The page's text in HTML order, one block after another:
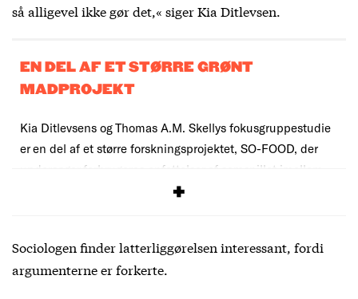
så alligevel ikke gør det,« siger Kia Ditlevsen.
EN DEL AF ET STØRRE GRØNT
MADPROJEKT
Kia Ditlevsens og Thomas A.M. Skellys fokusgruppestudie
er en del af et større forskningsprojektet, SO-FOOD, der
undersøger
forbrugeres opfattelser af samspillet imellem
økologiske fødevarer og bæredygtighed.
Sociologen finder latterliggørelsen interessant, fordi
argumenterne er forkerte.